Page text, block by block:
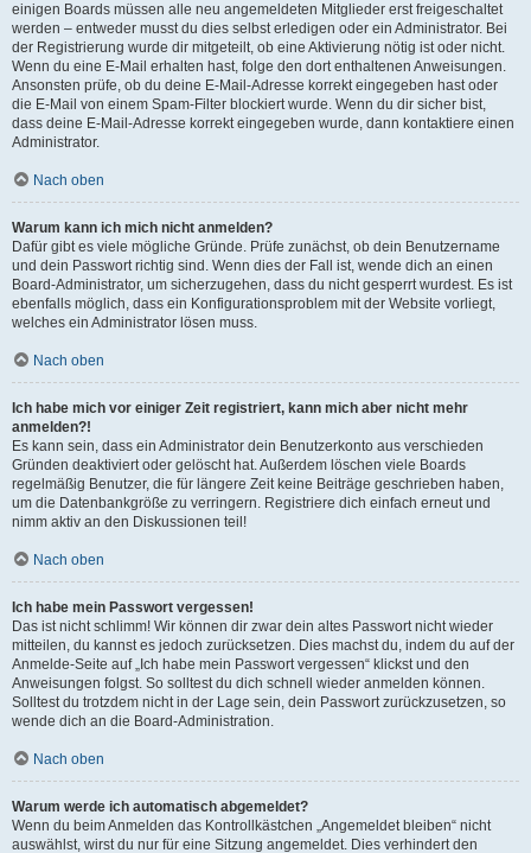
einigen Boards müssen alle neu angemeldeten Mitglieder erst freigeschaltet
werden – entweder musst du dies selbst erledigen oder ein Administrator. Bei
der Registrierung wurde dir mitgeteilt, ob eine Aktivierung nötig ist oder nicht.
Wenn du eine E-Mail erhalten hast, folge den dort enthaltenen Anweisungen.
Ansonsten prüfe, ob du deine E-Mail-Adresse korrekt eingegeben hast oder
die E-Mail von einem Spam-Filter blockiert wurde. Wenn du dir sicher bist,
dass deine E-Mail-Adresse korrekt eingegeben wurde, dann kontaktiere einen
Administrator.
Nach oben
Warum kann ich mich nicht anmelden?
Dafür gibt es viele mögliche Gründe. Prüfe zunächst, ob dein Benutzername
und dein Passwort richtig sind. Wenn dies der Fall ist, wende dich an einen
Board-Administrator, um sicherzugehen, dass du nicht gesperrt wurdest. Es ist
ebenfalls möglich, dass ein Konfigurationsproblem mit der Website vorliegt,
welches ein Administrator lösen muss.
Nach oben
Ich habe mich vor einiger Zeit registriert, kann mich aber nicht mehr
anmelden?!
Es kann sein, dass ein Administrator dein Benutzerkonto aus verschieden
Gründen deaktiviert oder gelöscht hat. Außerdem löschen viele Boards
regelmäßig Benutzer, die für längere Zeit keine Beiträge geschrieben haben,
um die Datenbankgröße zu verringern. Registriere dich einfach erneut und
nimm aktiv an den Diskussionen teil!
Nach oben
Ich habe mein Passwort vergessen!
Das ist nicht schlimm! Wir können dir zwar dein altes Passwort nicht wieder
mitteilen, du kannst es jedoch zurücksetzen. Dies machst du, indem du auf der
Anmelde-Seite auf „Ich habe mein Passwort vergessen“ klickst und den
Anweisungen folgst. So solltest du dich schnell wieder anmelden können.
Solltest du trotzdem nicht in der Lage sein, dein Passwort zurückzusetzen, so
wende dich an die Board-Administration.
Nach oben
Warum werde ich automatisch abgemeldet?
Wenn du beim Anmelden das Kontrollkästchen „Angemeldet bleiben“ nicht
auswählst, wirst du nur für eine Sitzung angemeldet. Dies verhindert den